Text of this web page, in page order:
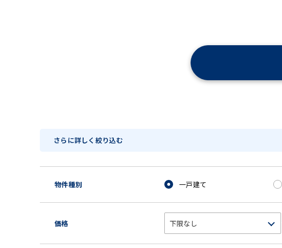
さらに詳しく絞り込む
物件種別 一戸建て
価格